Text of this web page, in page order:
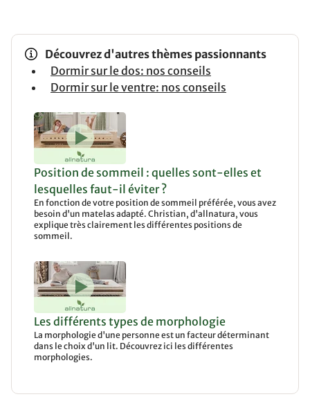
Découvrez d'autres thèmes passionnants
Dormir sur le dos: nos conseils
Dormir sur le ventre: nos conseils
Position de sommeil : quelles sont-elles et
lesquelles faut-il éviter ?
En fonction de votre position de sommeil préférée, vous avez
besoin d'un matelas adapté. Christian, d'allnatura, vous
explique très clairement les différentes positions de
sommeil.
Les différents types de morphologie
La morphologie d'une personne est un facteur déterminant
dans le choix d'un lit. Découvrez ici les différentes
morphologies.